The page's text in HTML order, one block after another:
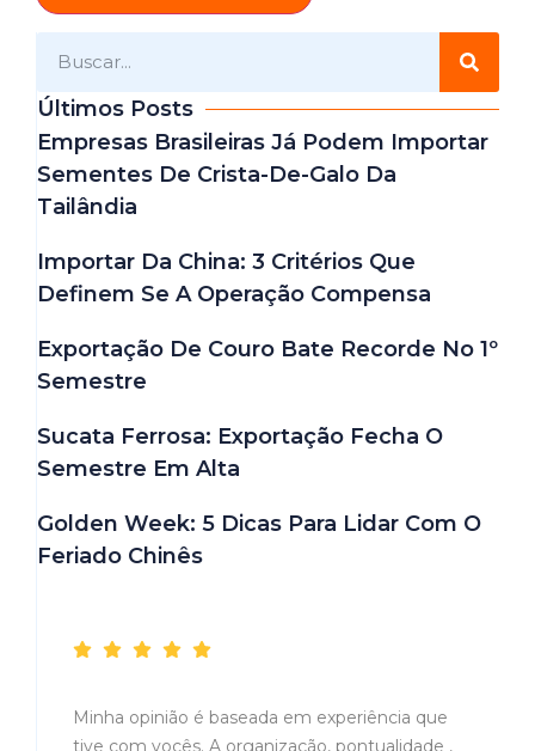
Últimos Posts
Empresas Brasileiras Já Podem Importar
Sementes De Crista-De-Galo Da
Tailândia
Importar Da China: 3 Critérios Que
Definem Se A Operação Compensa
Exportação De Couro Bate Recorde No 1º
Semestre
Sucata Ferrosa: Exportação Fecha O
Semestre Em Alta
Golden Week: 5 Dicas Para Lidar Com O
Feriado Chinês
Minha opinião é baseada em experiência que
tive com vocês. A organização, pontualidade ,